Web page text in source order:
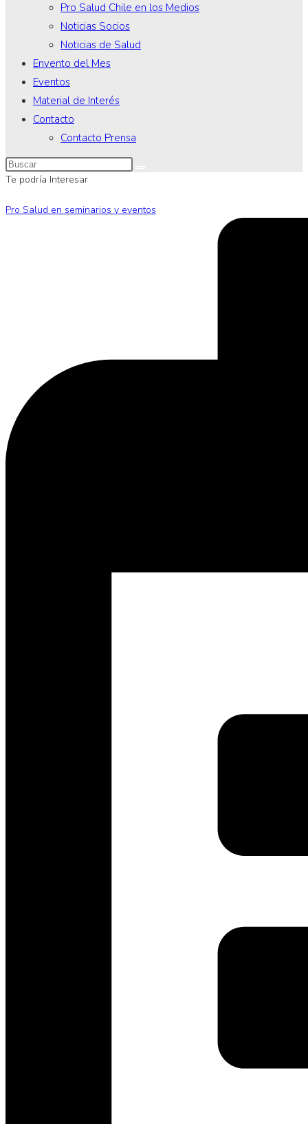
Pro Salud Chile en los Medios
Noticias Socios
Noticias de Salud
Envento del Mes
Eventos
Material de Interés
Contacto
Contacto Prensa
Te podría Interesar
Pro Salud en seminarios y eventos